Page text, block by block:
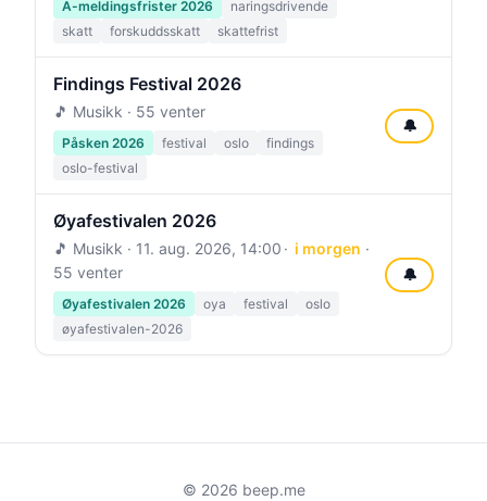
A-meldingsfrister 2026
naringsdrivende
skatt
forskuddsskatt skattefrist
Findings Festival 2026
🎵 Musikk · 55 venter
Påsken 2026 festival oslo
findings
oslo-festival
🔔
Øyafestivalen 2026
🎵 Musikk · 11. aug. 2026, 14:00 i morgen ·
55 venter
Øyafestivalen 2026 oya festival
oslo
øyafestivalen-2026
🔔
© 2026 beep.me